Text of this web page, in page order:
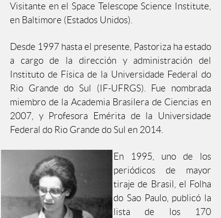
Visitante en el Space Telescope Science Institute,
en Baltimore (Estados Unidos).
Desde 1997 hasta el presente, Pastoriza ha estado
a cargo de la dirección y administración del
Instituto de Física de la Universidade Federal do
Rio Grande do Sul (IF-UFRGS). Fue nombrada
miembro de la Academia Brasilera de Ciencias en
2007, y Profesora Emérita de la Universidade
Federal do Rio Grande do Sul en 2014.
En 1995, uno de los
periódicos de mayor
tiraje de Brasil, el Folha
do Sao Paulo, publicó la
lista de los 170